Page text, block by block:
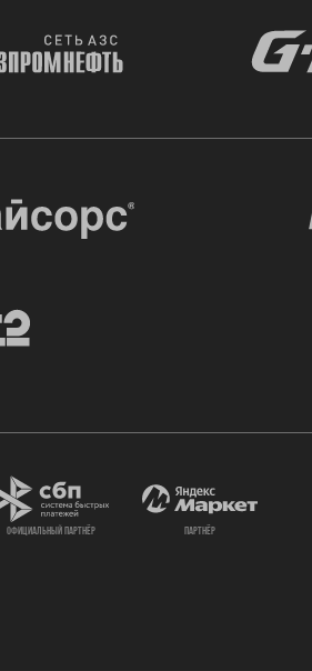
официальный партнёр партнёр